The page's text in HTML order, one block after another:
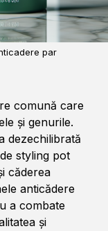
par
comună care
și genurile.
dezechilibrată
styling pot
căderea
anticădere
a combate
și